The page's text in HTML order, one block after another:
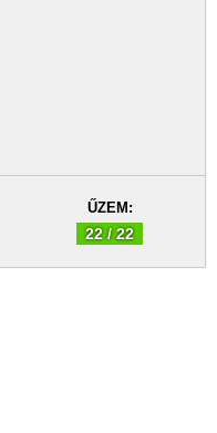
ŰZEM:
22 / 22